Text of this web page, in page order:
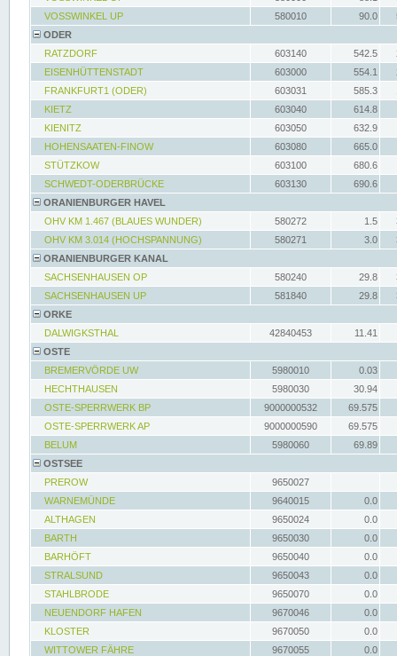
VOSSWINKEL UP
580010 90.0
ODER
RATZDORF
603140 542.5
EISENHÜTTENSTADT
603000 554.1
FRANKFURT1 (ODER)
603031 585.3
KIETZ
603040
614.8
KIENITZ
603050
632.9
HOHENSAATEN-FINOW
603080
665.0
STÜTZKOW
603100
680.6
SCHWEDT-ODERBRÜCKE
603130
690.6
ORANIENBURGER HAVEL
OHV KM 1.467 (BLAUES WUNDER)
580272 1.5
OHV KM 3.014 (HOCHSPANNUNG)
580271 3.0
ORANIENBURGER KANAL
SACHSENHAUSEN OP
580240 29.8
SACHSENHAUSEN UP
581840 29.8
ORKE
DALWIGKSTHAL
42840453
11.41
OSTE
BREMERVÖRDE UW
5980010
0.03
HECHTHAUSEN
5980030
30.94
OSTE-SPERRWERK BP
9000000532
69.575
OSTE-SPERRWERK AP
9000000590
69.575
BELUM
5980060
69.89
OSTSEE
PREROW
9650027
WARNEMÜNDE
9640015
0.0
ALTHAGEN
9650024
0.0
BARTH
9650030
0.0
BARHÖFT
9650040
0.0
STRALSUND
9650043
0.0
STAHLBRODE
9650070
0.0
NEUENDORF HAFEN
9670046
0.0
KLOSTER
9670050
0.0
WITTOWER FÄHRE
9670055
0.0